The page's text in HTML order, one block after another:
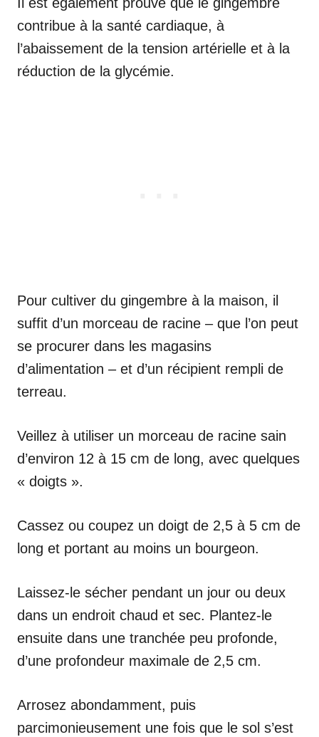
Il est également prouvé que le gingembre
contribue à la santé cardiaque, à
l’abaissement de la tension artérielle et à la
réduction de la glycémie.
Pour cultiver du gingembre à la maison, il
suffit d’un morceau de racine – que l’on peut
se procurer dans les magasins
d’alimentation – et d’un récipient rempli de
terreau.
Veillez à utiliser un morceau de racine sain
d’environ 12 à 15 cm de long, avec quelques
« doigts ».
Cassez ou coupez un doigt de 2,5 à 5 cm de
long et portant au moins un bourgeon.
Laissez-le sécher pendant un jour ou deux
dans un endroit chaud et sec. Plantez-le
ensuite dans une tranchée peu profonde,
d’une profondeur maximale de 2,5 cm.
Arrosez abondamment, puis
parcimonieusement une fois que le sol s’est